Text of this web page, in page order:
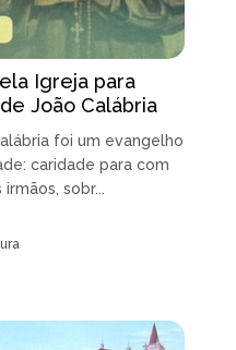
Igreja para
João Calábria
foi um evangelho
caridade para com
sobr...